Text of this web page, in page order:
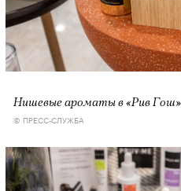
00:00 / 00:00
Нишевые ароматы в «Рив Гош»
© ПРЕСС-СЛУЖБА